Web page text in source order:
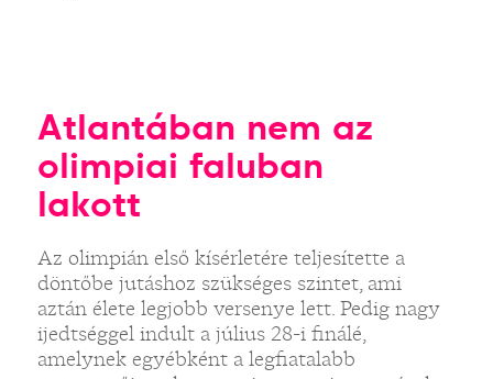
Atlantában nem az
olimpiai faluban
lakott
Az olimpián első kísérletére teljesítette a
döntőbe jutáshoz szükséges szintet, ami
aztán élete legjobb versenye lett. Pedig nagy
ijedtséggel indult a július 28-i finálé,
amelynek egyébként a legfiatalabb